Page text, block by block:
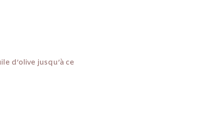
d’olive jusqu’à ce